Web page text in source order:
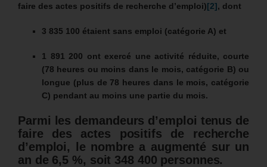
faire des actes positifs de recherche d’emploi)[2], dont
3 835 100 étaient sans emploi (catégorie A) et
1 891 200 ont exercé une activité réduite, courte
(78 heures ou moins dans le mois, catégorie B) ou
longue (plus de 78 heures dans le mois, catégorie
C) pendant au moins une partie du mois.
Parmi les demandeurs d’emploi tenus de
faire des actes positifs de recherche
d’emploi, le nombre a augmenté sur un
an de 6,5 %, soit 348 400 personnes.